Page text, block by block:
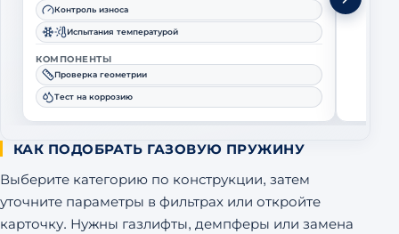
Контроль износа
Испытания температурой
КОМПОНЕНТЫ
Проверка геометрии
Тест на коррозию
КАК ПОДОБРАТЬ ГАЗОВУЮ ПРУЖИНУ
Выберите категорию по конструкции, затем
уточните параметры в фильтрах или откройте
карточку. Нужны газлифты, демпферы или замена